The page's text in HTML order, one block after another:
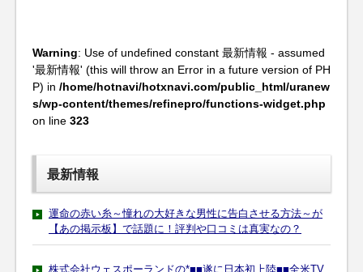
Warning: Use of undefined constant 最新情報 - assumed
'最新情報' (this will throw an Error in a future version of PH
P) in /home/hotnavi/hotxnavi.com/public_html/uranew
s/wp-content/themes/refinepro/functions-widget.php
on line 323
最新情報
運命の赤い糸～憧れの大好きな男性に告白させる方法～が
【あの掲示板】で話題に！評判や口コミは真実なの？
株式会社ウェスポーランドの*■■遂に日本初上陸■■全米TV